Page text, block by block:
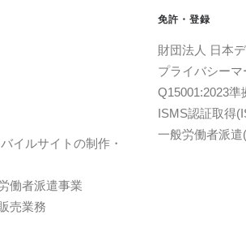
イルサイトの制作・
働者派遣事業
売業務
免許・登録
財団法人 日本
プライバシー
Q15001:2023準
ISMS認証取得
一般労働者派遣